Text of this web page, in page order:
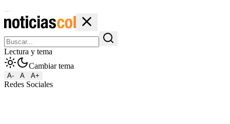
Lectura y tema
Cambiar tema
A- A A+
Redes Sociales